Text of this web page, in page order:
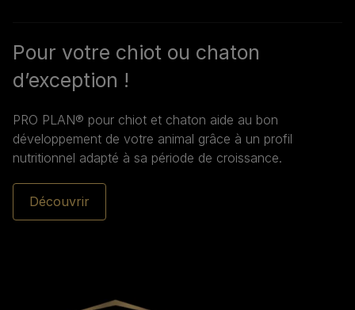
Pour votre chiot ou chaton
d’exception !
PRO PLAN® pour chiot et chaton aide au bon
développement de votre animal grâce à un profil
nutritionnel adapté à sa période de croissance.
Découvrir